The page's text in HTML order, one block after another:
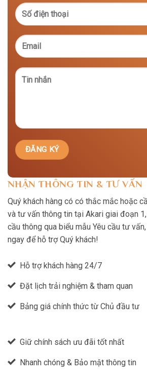
NHẬN THÔNG TIN & TƯ VẤN
Quý khách hàng có có thắc mắc hoặc
và tư vấn thông tin tại Akari giai đoạn
cầu thông qua biểu mẫu Yêu cầu tư
ngay để hỗ trợ Quý khách!
Hỗ trợ khách hàng 24/7
Đặt lịch trải nghiệm & tham quan
Bảng giá chính thức từ Chủ đầu tư
Giữ chính sách ưu đãi tốt nhất
Nhanh chóng & Bảo mật thông tin